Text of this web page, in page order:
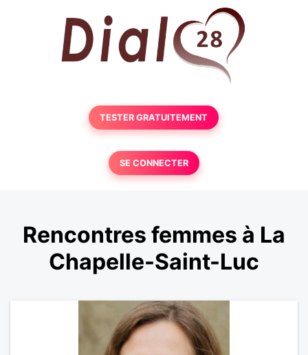
TESTER GRATUITEMENT
SE CONNECTER
Rencontres femmes à La
Chapelle-Saint-Luc